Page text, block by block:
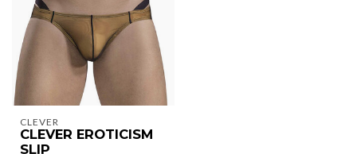
CLEVER
CLEVER EROTICISM
SLIP